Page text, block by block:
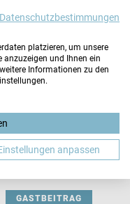
BEWERBUNG
GASTBEITRAG
Datenschutzbestimmungen
platzieren, um unsere
anzuzeigen und Ihnen ein
Informationen zu den
anpassen